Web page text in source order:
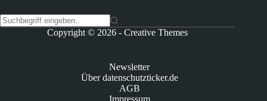
Copyright © 2026 -Creative Themes
Newsletter
Über datenschutzticker.de
AGB
Impressum